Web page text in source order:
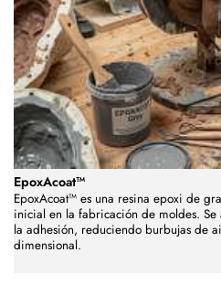
EpoxAcoat™
EpoxAcoat™ es una resina epoxi de
inicial en la fabricación de moldes.
la adhesión, reduciendo burbujas de
dimensional.